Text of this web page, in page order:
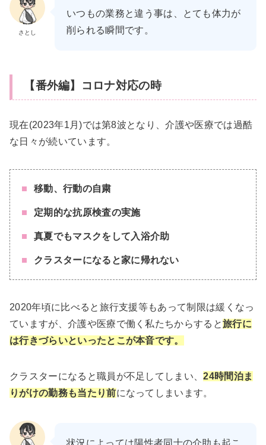
さとし
いつもの業務と違う事は、とても体力が
削られる瞬間です。
【番外編】コロナ対応の時
現在(2023年1月)では第8波となり、介護や医療では過酷
な日々が続いています。
移動、行動の自粛
定期的な抗原検査の実施
真夏でもマスクをして入浴介助
クラスターになると家に帰れない
2020年頃に比べると旅行支援等もあって制限は緩くなっ
ていますが、介護や医療で働く私たちからすると旅行に
は行きづらいといったとこが本音です。
クラスターになると職員が不足してしまい、24時間泊ま
りがけの勤務も当たり前になってしまいます。